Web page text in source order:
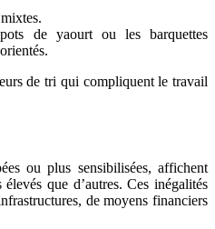
de yaourt ou les barquettes
de tri qui compliquent le travail
ou plus sensibilisées, affichent
que d’autres. Ces inégalités
de moyens financiers